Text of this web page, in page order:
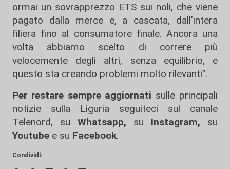
ormai un sovrapprezzo ETS sui noli, che viene
pagato dalla merce e, a cascata, dall’intera
filiera fino al consumatore finale. Ancora una
volta abbiamo scelto di correre più
velocemente degli altri, senza equilibrio, e
questo sta creando problemi molto rilevanti".
Per restare sempre aggiornati sulle principali
notizie sulla Liguria seguiteci sul canale
Telenord, su
Whatsapp, su Instagram, su
Youtube e su Facebook.
Condividi: